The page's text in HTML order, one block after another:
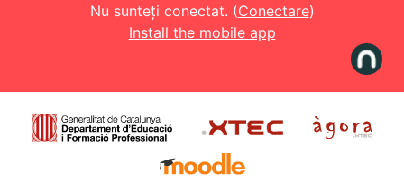
Nu sunteți conectat. (Conectare)
Install the mobile app